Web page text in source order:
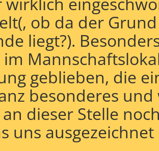
ob da der
liegt?).
geblieben, die
besonderes
dieser Stelle
uns